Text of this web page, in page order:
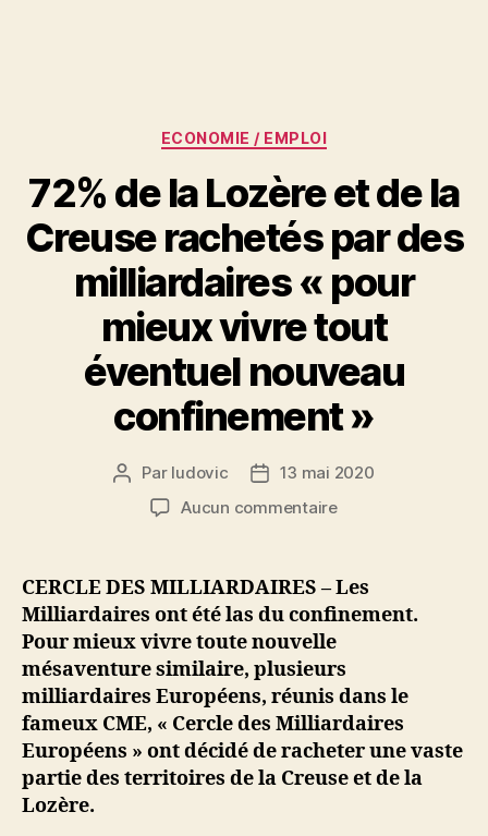
Catégories
ECONOMIE / EMPLOI
72% de la Lozère et de la
Creuse rachetés par des
milliardaires « pour
mieux vivre tout
éventuel nouveau
confinement »
Auteur
l’article
Par ludovic
Date13 mai 2020
Aucun commentairesur
la
et
de
la
Creuse
rachetés
par
des
CERCLE DES MILLIARDAIRES – Les
Milliardaires ont été las du confinement.
Pour mieux vivre toute nouvelle
mésaventure similaire, plusieurs
milliardaires Européens, réunis dans le
fameux CME, « Cercle des Milliardaires
Européens » ont décidé de racheter une vaste
partie des territoires de la Creuse et de la
Lozère.